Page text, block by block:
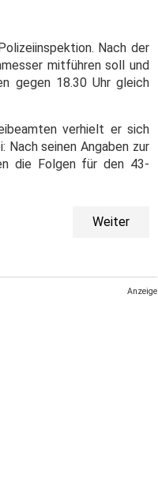
Nach der
mitführen soll und
gegen 18.30 Uhr gleich
verhielt er sich
seinen Angaben zur
die Folgen für den 43-
Weiter
Anzeige